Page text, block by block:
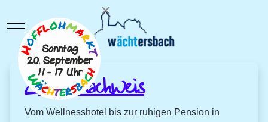
Mobile Menu Toggle
Zimmernachweis
Vom Wellnesshotel bis zur ruhigen Pension in
×